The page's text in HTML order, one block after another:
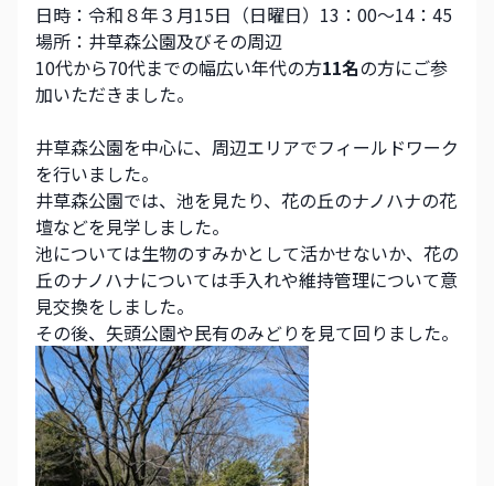
日時：令和８年３月15日（日曜日）13：00～14：45
場所：井草森公園及びその周辺
10代から70代までの幅広い年代の方11名の方にご参
加いただきました。
井草森公園を中心に、周辺エリアでフィールドワーク
を行いました。
井草森公園では、池を見たり、花の丘のナノハナの花
壇などを見学しました。
池については生物のすみかとして活かせないか、花の
丘のナノハナについては手入れや維持管理について意
見交換をしました。
その後、矢頭公園や民有のみどりを見て回りました。